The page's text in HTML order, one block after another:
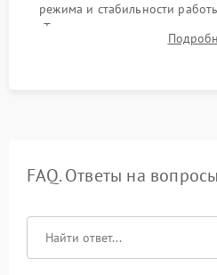
режима и стабильности
Тестирование привода,
геймпадов, выхода в сеть и
FAQ. Ответы на вопросы